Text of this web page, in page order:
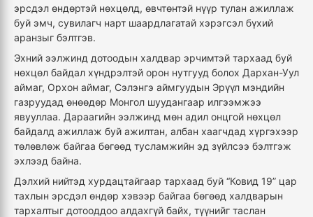
эрсдэл өндөртэй нөхцөлд, өвчтөнтэй нүүр тулан ажиллаж
буй эмч, сувилагч нарт шаардлагатай хэрэгсэл бүхий
аранзыг бэлтгэв.
Эхний ээлжинд дотоодын халдвар эрчимтэй тархаад буй
нөхцөл байдал хүндрэлтэй орон нутгууд болох Дархан-Уул
аймаг, Орхон аймаг, Сэлэнгэ аймгуудын Эрүүл мэндийн
газруудад өнөөдөр Монгол шуудангаар илгээмжээ
явууллаа. Дараагийн ээлжинд мөн адил онцгой нөхцөл
байдалд ажиллаж буй ажилтан, албан хаагчдад хүргэхээр
төлөвлөж байгаа бөгөөд тусламжийн эд зүйлсээ бэлтгэж
эхлээд байна.
Дэлхий нийтэд хурдацтайгаар тархаад буй “Ковид 19” цар
тахлын эрсдэл өндөр хэвээр байгаа бөгөөд халдварын
тархалтыг дотооддоо алдахгүй байх, түүнийг таслан